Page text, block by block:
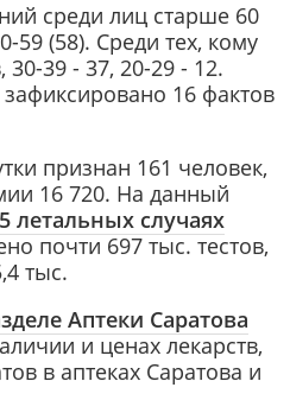
среди лиц старше 60
59 (58). Среди тех, кому
30-39 - 37, 20-29 - 12.
16 фактов
признан 161 человек,
16 720. На данный
летальных случаях
почти 697 тыс. тестов,
тыс.
Аптеки Саратова
и ценах лекарств,
в аптеках Саратова и